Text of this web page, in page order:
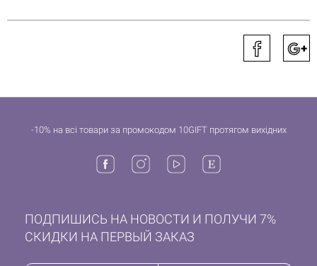
-10% на всі товари за промокодом 10GIFT протягом вихідних
ПОДПИШИСЬ НА НОВОСТИ И ПОЛУЧИ 7%
СКИДКИ НА ПЕРВЫЙ ЗАКАЗ